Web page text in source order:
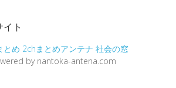
ト
とめ 2chまとめアンテナ 社会の窓
by nantoka-antena.com